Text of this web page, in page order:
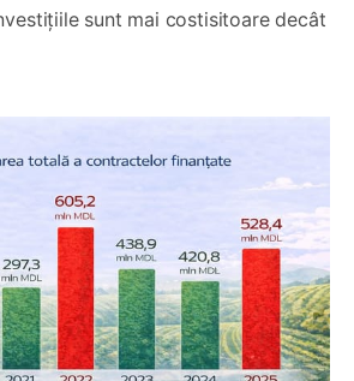
sunt mai costisitoare decât